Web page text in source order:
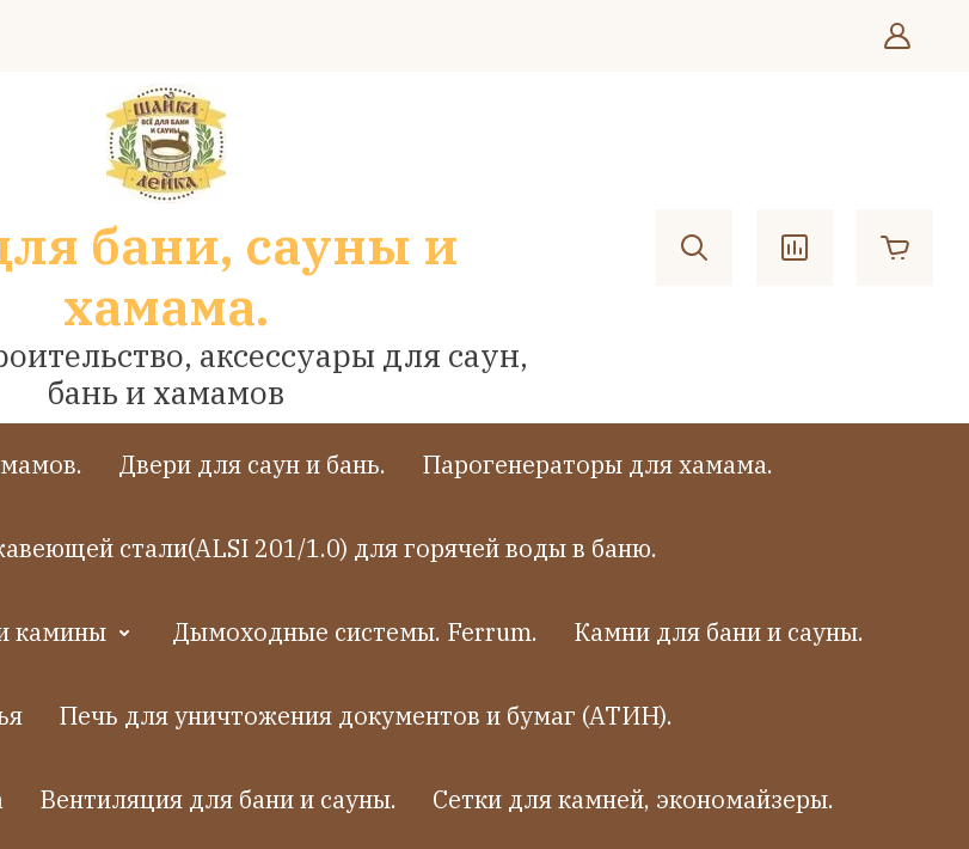
бани, сауны и
хамама.
аксессуары для саун,
бань и хамамов
Двери для саун и бань. Парогенераторы для хамама.
стали(ALSI 201/1.0) для горячей воды в баню.
камины Дымоходные системы. Ferrum. Камни для бани и сауны.
Печь для уничтожения документов и бумаг (АТИН).
Вентиляция для бани и сауны. Сетки для камней, экономайзеры.